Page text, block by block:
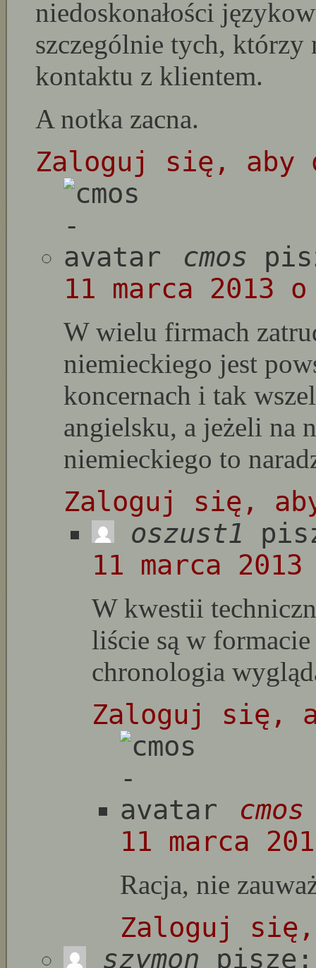
niedoskonałości
szczególnie tych,
kontaktu z klientem.
A notka zacna.
Zaloguj się, aby
cmos
11 marca 2013
W wielu firmach
niemieckiego jest
koncernach i tak
angielsku, a jeżeli na
niemieckiego to
Zaloguj się,
oszust1
11 marca
W kwestii
liście są w
chronologia
Zaloguj się,
cmos
11 marca
Racja, nie
Zaloguj się,
szymon
pisze: